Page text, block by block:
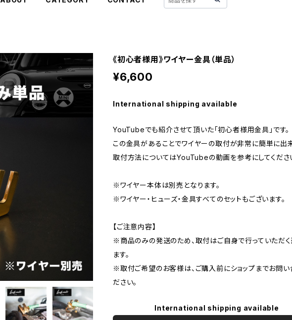
《初心者様用》ワイヤー金具（単品）
¥6,600
International shipping available
YouTubeでも紹介させて頂いた「初心者様用金具」です。
この金具があることでワイヤーの取付が非常に簡単に出来
取付方法についてはYouTubeの動画を参考にしてくださ
※ワイヤー本体は別売となります。
※ワイヤー・ヒューズ・金具すべてのセットもございます。
【ご注意内容】
※商品のみの発送のため、取付はご自身で行っていただく
ます。
※取付ご希望のお客様は、ご購入前にショップまでお問い
ださい。
International shipping available